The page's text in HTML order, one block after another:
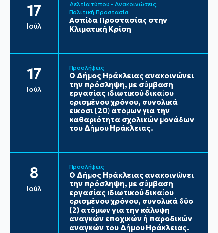
17
Ιούλ
Δελτία τύπου - Ανακοινώσεις
Πολιτική Προστασία
Ασπίδα Προστασίας στην
Κλιματική Κρίση
17
Ιούλ
Προσλήψεις
Ο Δήμος Ηράκλειας ανακοινώνει
την πρόσληψη, με σύμβαση
εργασίας ιδιωτικού δικαίου
ορισμένου χρόνου, συνολικά
είκοσι (20) ατόμων για την
καθαριότητα σχολικών μονάδων
του Δήμου Ηράκλειας.
8
Ιούλ
Προσλήψεις
Ο Δήμος Ηράκλειας ανακοινώνει
την πρόσληψη, με σύμβαση
εργασίας ιδιωτικού δικαίου
ορισμένου χρόνου, συνολικά δύο
(2) ατόμων για την κάλυψη
αναγκών εποχικών ή παροδικών
αναγκών του Δήμου Ηράκλειας.